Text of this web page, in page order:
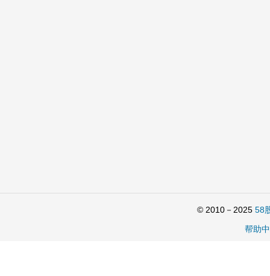
© 2010－2025 58
帮助